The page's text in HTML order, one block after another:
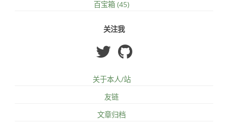
百宝箱 (45)
关注我
关于本人/站
友链
文章归档